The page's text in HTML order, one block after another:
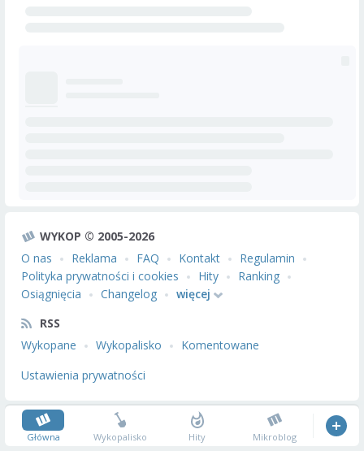
WYKOP © 2005-2026
O nas
Reklama FAQ Kontakt
Regulamin
Polityka prywatności i cookies
Hity
Ranking
Osiągnięcia
Changelog
więcej
RSS
Wykopane
Wykopalisko
Komentowane
Ustawienia prywatności
Główna Wykopalisko Hity Mikroblog